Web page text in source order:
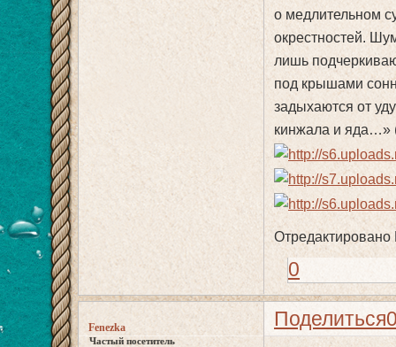
о медлительном
окрестностей.
лишь
под крышами
задыхаются от
кинжала и яда…»
0
Поделиться
Fenezka
Частый посетитель